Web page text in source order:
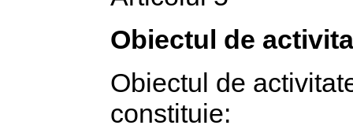
Obiectul de
Obiectul de
constituie: